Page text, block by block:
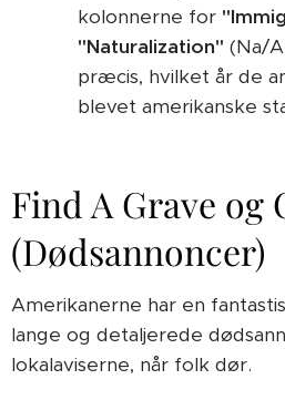
kolonnerne for
"Naturalization" (Na/
præcis, hvilket år de
blevet amerikanske
Find A Grave og
(Dødsannoncer)
Amerikanerne har en
lange og detaljerede
lokalaviserne, når folk dør.